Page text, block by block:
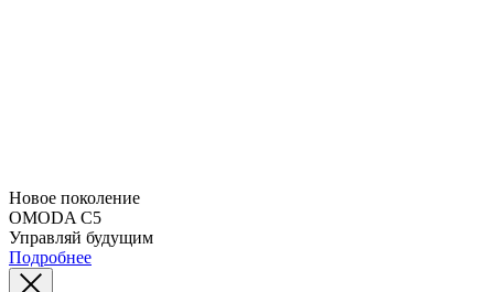
Новое поколение
OMODA C5
Управляй будущим
Подробнее